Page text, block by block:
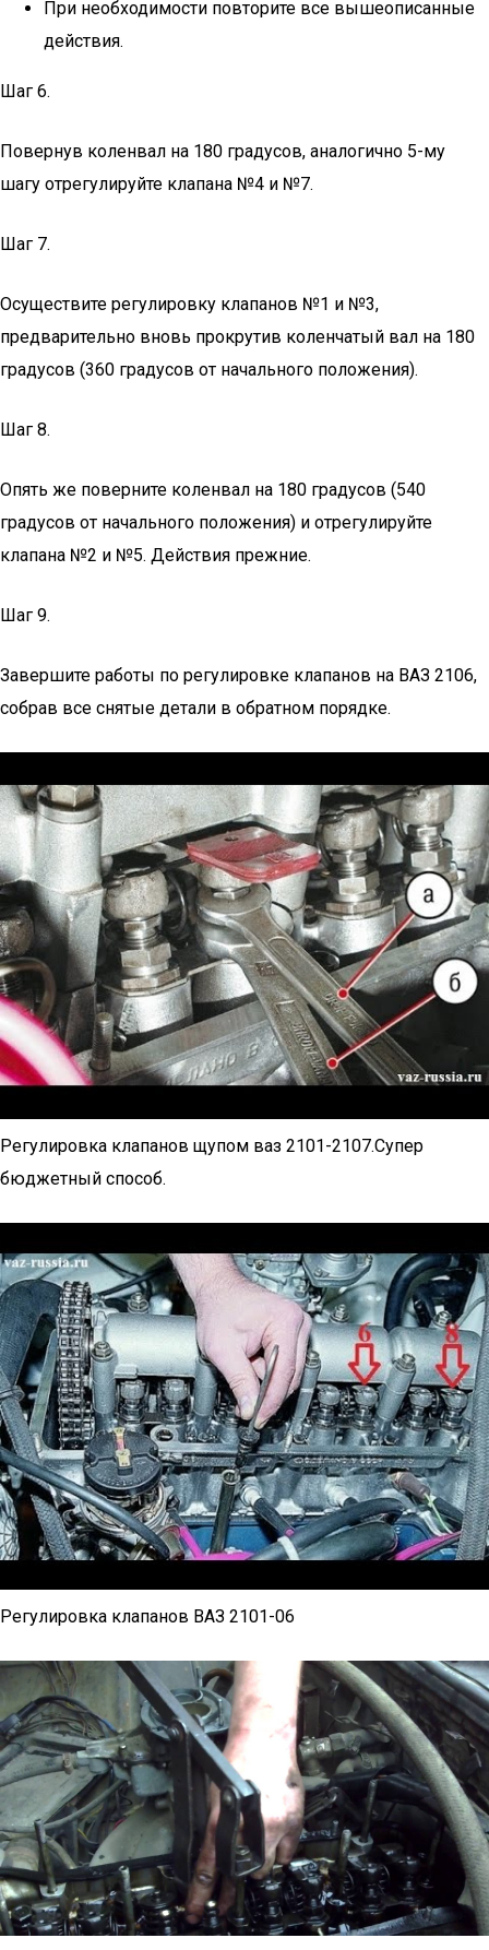
При необходимости повторите все вышеописанные
действия.
Шаг 6.
Повернув коленвал на 180 градусов, аналогично 5-му
шагу отрегулируйте клапана №4 и №7.
Шаг 7.
Осуществите регулировку клапанов №1 и №3,
предварительно вновь прокрутив коленчатый вал на 180
градусов (360 градусов от начального положения).
Шаг 8.
Опять же поверните коленвал на 180 градусов (540
градусов от начального положения) и отрегулируйте
клапана №2 и №5. Действия прежние.
Шаг 9.
Завершите работы по регулировке клапанов на ВАЗ 2106,
собрав все снятые детали в обратном порядке.
Регулировка клапанов щупом ваз 2101-2107.Супер
бюджетный способ.
Регулировка клапанов ВАЗ 2101-06